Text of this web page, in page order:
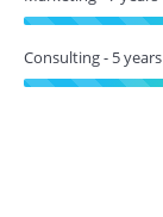
Consulting - 5 years